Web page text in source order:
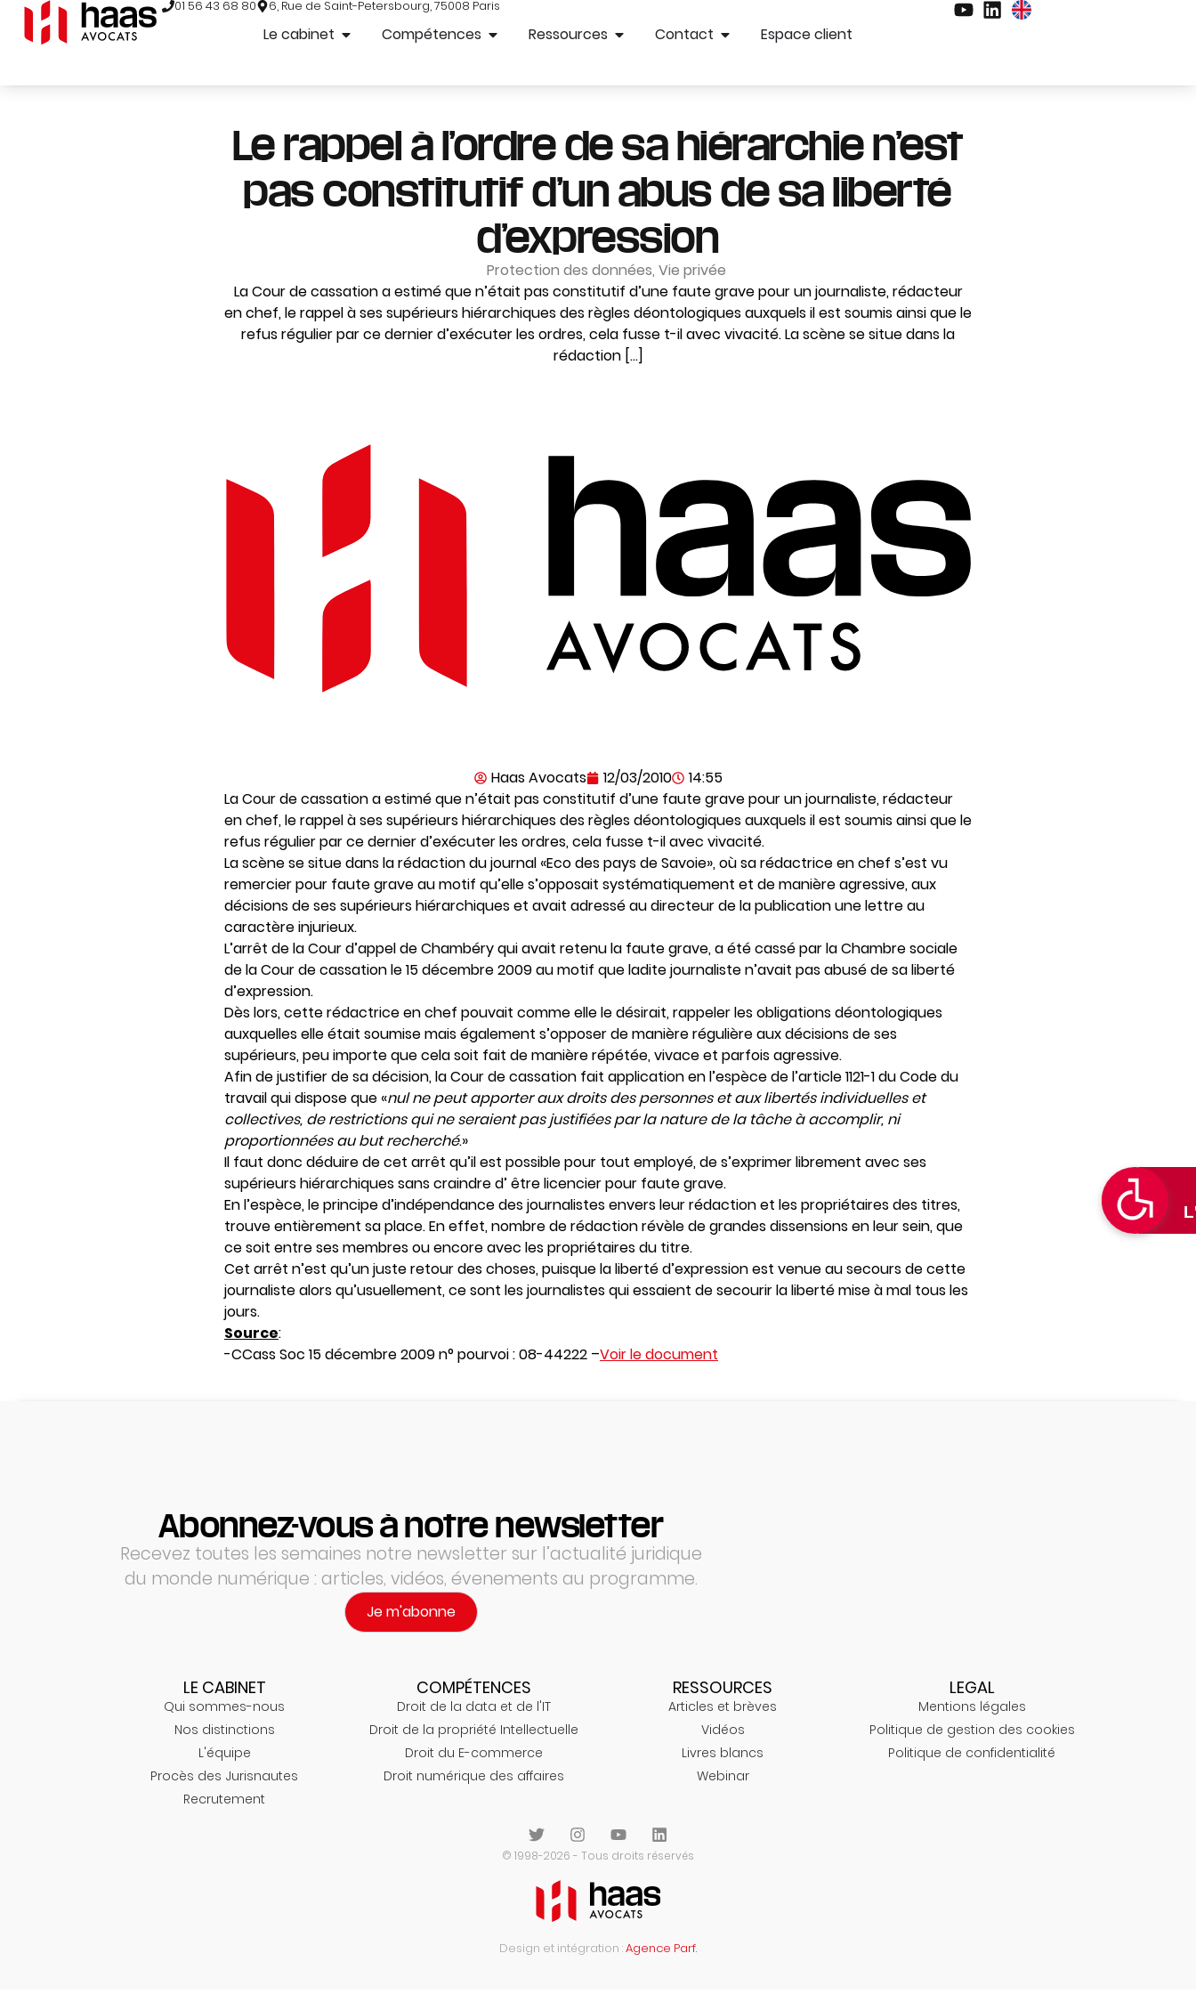
01 56 43 68 80 6, Rue de Saint-Petersbourg, 75008 Paris
Le cabinet Compétences Ressources Contact Espace client
Le rappel à l’ordre de sa hiérarchie n’est
pas constitutif d’un abus de sa liberté
d’expression
Protection des données, Vie privée
La Cour de cassation a estimé que n’était pas constitutif d’une faute grave pour un journaliste, rédacteur
en chef, le rappel à ses supérieurs hiérarchiques des règles déontologiques auxquels il est soumis ainsi que le
refus régulier par ce dernier d’exécuter les ordres, cela fusse t-il avec vivacité. La scène se situe dans la
rédaction […]
Haas Avocats 12/03/2010
14:55
La Cour de cassation a estimé que n’était pas constitutif d’une faute grave pour un journaliste, rédacteur
en chef, le rappel à ses supérieurs hiérarchiques des règles déontologiques auxquels il est soumis ainsi que le
refus régulier par ce dernier d’exécuter les ordres, cela fusse t-il avec vivacité.
La scène se situe dans la rédaction du journal «Eco des pays de Savoie», où sa rédactrice en chef s’est vu
remercier pour faute grave au motif qu’elle s’opposait systématiquement et de manière agressive, aux
décisions de ses supérieurs hiérarchiques et avait adressé au directeur de la publication une lettre au
caractère injurieux.
L’arrêt de la Cour d’appel de Chambéry qui avait retenu la faute grave, a été cassé par la Chambre sociale
de la Cour de cassation le 15 décembre 2009 au motif que ladite journaliste n’avait pas abusé de sa liberté
d’expression.
Dès lors, cette rédactrice en chef pouvait comme elle le désirait, rappeler les obligations déontologiques
auxquelles elle était soumise mais également s’opposer de manière régulière aux décisions de ses
supérieurs, peu importe que cela soit fait de manière répétée, vivace et parfois agressive.
Afin de justifier de sa décision, la Cour de cassation fait application en l’espèce de l’article 1121-1 du Code du
travail qui dispose que «nul ne peut apporter aux droits des personnes et aux libertés individuelles et
collectives, de restrictions qui ne seraient pas justifiées par la nature de la tâche à accomplir, ni
proportionnées au but recherché.»
Il faut donc déduire de cet arrêt qu’il est possible pour tout employé, de s’exprimer librement avec ses
supérieurs hiérarchiques sans craindre d’ être licencier pour faute grave.
En l’espèce, le principe d’indépendance des journalistes envers leur rédaction et les propriétaires des titres,
trouve entièrement sa place. En effet, nombre de rédaction révèle de grandes dissensions en leur sein, que
ce soit entre ses membres ou encore avec les propriétaires du titre.
Cet arrêt n’est qu’un juste retour des choses, puisque la liberté d’expression est venue au secours de cette
journaliste alors qu’usuellement, ce sont les journalistes qui essaient de secourir la liberté mise à mal tous les
jours.
Source:
-CCass Soc 15 décembre 2009 n° pourvoi : 08-44222 –Voir le document
Abonnez-vous à notre newsletter
Recevez toutes les semaines notre newsletter sur l’actualité juridique
du monde numérique : articles, vidéos, évenements au programme.
Je m'abonne
LE CABINET
Qui sommes-nous
Nos distinctions
L'équipe
Procès des Jurisnautes
Recrutement
COMPÉTENCES
Droit de la data et de l'IT
Droit de la propriété Intellectuelle
Droit du E-commerce
Droit numérique des affaires
RESSOURCES
Articles et brèves
Vidéos
Livres blancs
Webinar
LEGAL
Mentions légales
Politique de gestion des cookies
Politique de confidentialité
© 1998-2026 - Tous droits réservés
Design et intégration :Agence Parf.